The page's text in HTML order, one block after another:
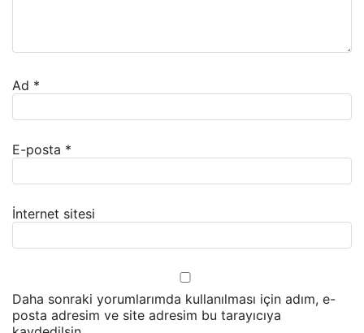
Ad *
E-posta *
İnternet sitesi
Daha sonraki yorumlarımda kullanılması için adım, e-
posta adresim ve site adresim bu tarayıcıya